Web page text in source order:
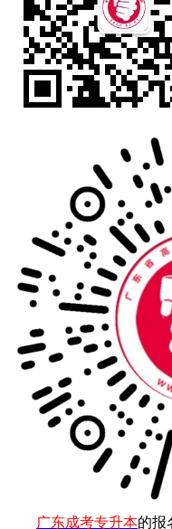
广东成考专升本的报